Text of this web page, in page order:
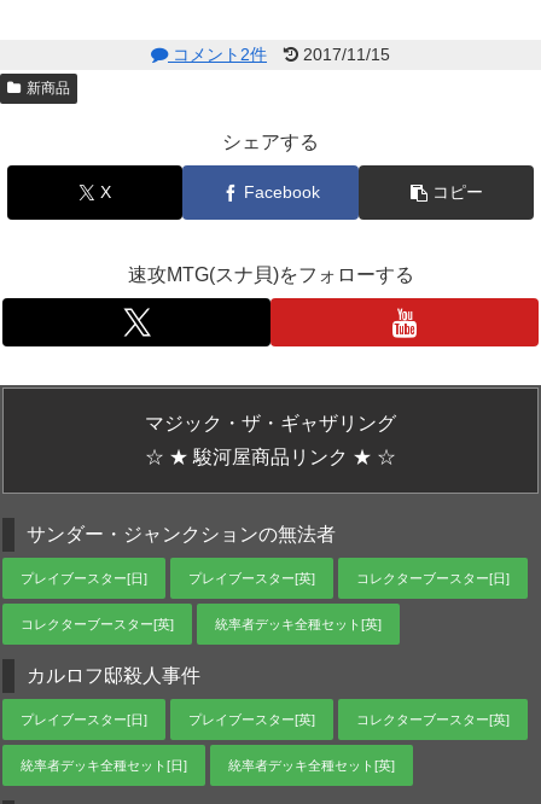
コメント2件 2017/11/15
新商品
シェアする
X Facebook コピー
速攻MTG(スナ貝)をフォローする
マジック・ザ・ギャザリング
☆ ★ 駿河屋商品リンク ★ ☆
サンダー・ジャンクションの無法者
プレイブースター[日] プレイブースター[英] コレクターブースター[日]
コレクターブースター[英] 統率者デッキ全種セット[英]
カルロフ邸殺人事件
プレイブースター[日] プレイブースター[英] コレクターブースター[英]
統率者デッキ全種セット[日] 統率者デッキ全種セット[英]